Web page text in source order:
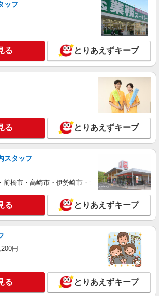
ッフ
る とりあえずキープ
る とりあえずキープ
スタッフ
前橋市・高崎市・伊勢崎市・太田市・館林市・藤
る とりあえずキープ
円
る とりあえずキープ